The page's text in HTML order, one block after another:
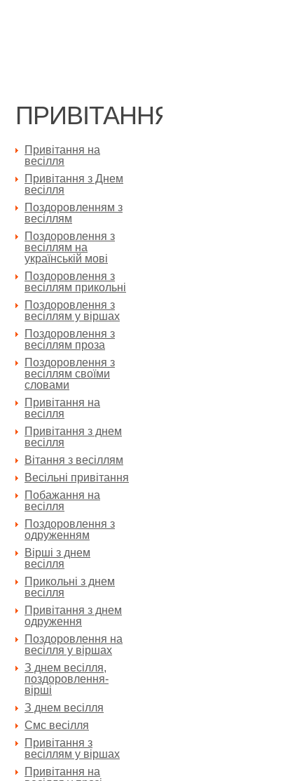
ПРИВІТАННЯ
Привітання на
весілля
Привітання з Днем
весілля
Поздоровленням з
весіллям
Поздоровлення з
весіллям на
українській мові
Поздоровлення з
весіллям прикольні
Поздоровлення з
весіллям у віршах
Поздоровлення з
весіллям проза
Поздоровлення з
весіллям своїми
словами
Привітання на
весілля
Привітання з днем
весілля
Вітання з весіллям
Весільні привітання
Побажання на
весілля
Поздоровлення з
одруженням
Вірші з днем
весілля
Прикольні з днем
весілля
Привітання з днем
одруження
Поздоровлення на
весілля у віршах
З днем весілля,
поздоровлення-
вірші
З днем весілля
Смс весілля
Привітання з
весіллям у віршах
Привітання на